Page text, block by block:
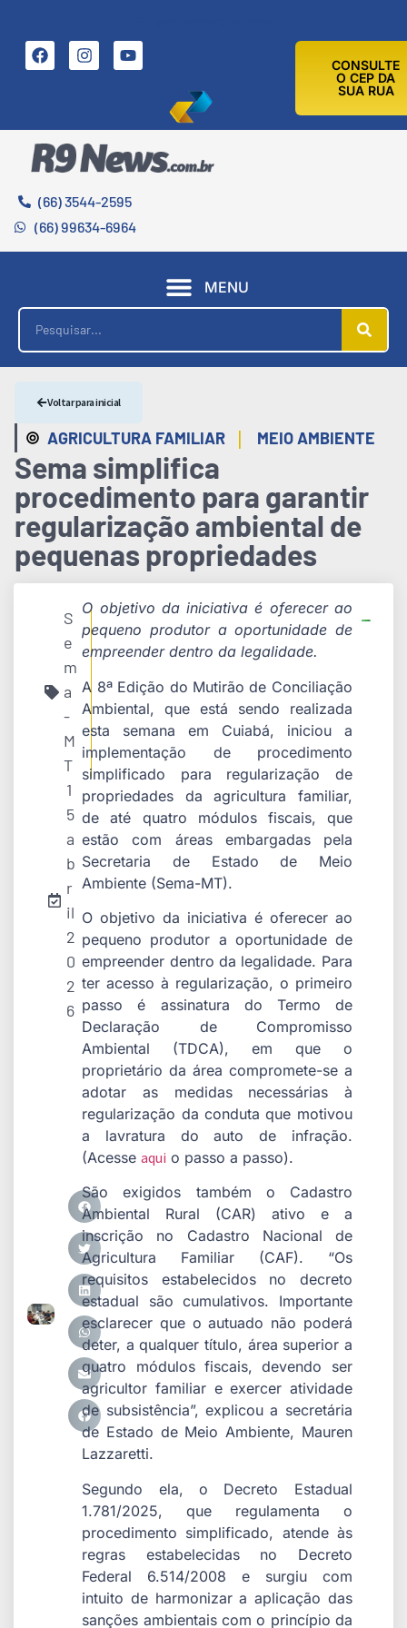
CONSULTE
O CEP DA
SUA RUA
(66) 3544-2595
(66) 99634-6964
MENU
AGRICULTURA FAMILIAR | MEIO AMBIENTE
Voltar para inicial
Sema simplifica
procedimento para garantir
regularização ambiental de
pequenas propriedades
S
e
m
a
-
M
T
1
5
a
b
r
il
2
0
2
6
O objetivo da iniciativa é oferecer ao
pequeno produtor a oportunidade de
empreender dentro da legalidade.
A 8ª Edição do Mutirão de Conciliação
Ambiental, que está sendo realizada
esta semana em Cuiabá, iniciou a
implementação de procedimento
simplificado para regularização de
propriedades da agricultura familiar,
de até quatro módulos fiscais, que
estão com áreas embargadas pela
Secretaria de Estado de Meio
Ambiente (Sema-MT).
O objetivo da iniciativa é oferecer ao
pequeno produtor a oportunidade de
empreender dentro da legalidade. Para
ter acesso à regularização, o primeiro
passo é assinatura do Termo de
Declaração de Compromisso
Ambiental (TDCA), em que o
proprietário da área compromete-se a
adotar as medidas necessárias à
regularização da conduta que motivou
a lavratura do auto de infração.
(Acesseaqui o passo a passo).
São exigidos também o Cadastro
Ambiental Rural (CAR) ativo e a
inscrição no Cadastro Nacional de
Agricultura Familiar (CAF). “Os
requisitos estabelecidos no decreto
estadual são cumulativos. Importante
esclarecer que o autuado não poderá
deter, a qualquer título, área superior a
quatro módulos fiscais, devendo ser
agricultor familiar e exercer atividade
de subsistência”, explicou a secretária
de Estado de Meio Ambiente, Mauren
Lazzaretti.
Segundo ela, o Decreto Estadual
1.781/2025, que regulamenta o
procedimento simplificado, atende às
regras estabelecidas no Decreto
Federal 6.514/2008 e surgiu com
intuito de harmonizar a aplicação das
sanções ambientais com o princípio da